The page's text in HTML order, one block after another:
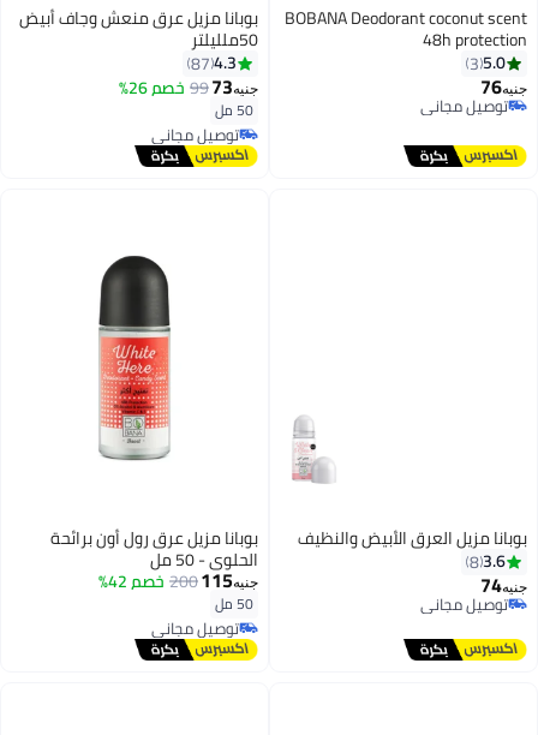
BOBANA Deodorant coconut scent
48h protection
5.0
3
جنيه76
توصيل مجاني
توصيل مجاني
بوبانا مزيل عرق منعش وجاف أبيض
50ملليلتر
4.3
87
جنيه73
99 خصم 26%
50 مل
توصيل مجاني
توصيل مجاني
بوبانا مزيل العرق الأبيض والنظيف
3.6
8
جنيه74
توصيل مجاني
توصيل مجاني
بوبانا مزيل عرق رول أون برائحة
الحلوى - 50 مل
جنيه115
200 خصم 42%
50 مل
توصيل مجاني
توصيل مجاني